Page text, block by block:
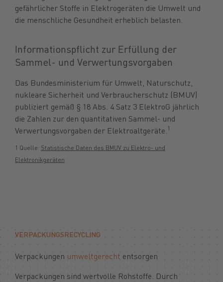
gefährlicher Stoffe in Elektrogeräten die Umwelt und
die menschliche Gesundheit erheblich belasten.
Informationspflicht zur Erfüllung der
Sammel- und Verwertungsvorgaben
Das Bundesministerium für Umwelt, Naturschutz,
nukleare Sicherheit und Verbraucherschutz (BMUV)
publiziert gemäß § 18 Abs. 4 Satz 3 ElektroG jährlich
die Zahlen zur den quantitativen Sammel- und
Verwertungsvorgaben der Elektroaltgeräte. 1
1 Quelle: Statistische Daten des BMUV zu Elektro- und
Elektronikgeräten
VERPACKUNGSRECYCLING
Verpackungen umweltgerecht entsorgen
Verpackungen sind wertvolle Rohstoffe. Durch